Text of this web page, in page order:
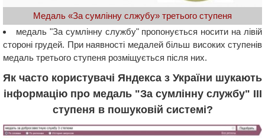
Медаль «За сумлінну слжубу» третього ступеня
медаль "За сумлінну службу" пропонується носити на лівій
стороні грудей. При наявності медалей більш високих ступенів
медаль третього ступеня розміщується після них.
Як часто користувачі Яндекса з України шукають
інформацію про медаль "За сумлінну службу" III
ступеня в пошуковій системі?